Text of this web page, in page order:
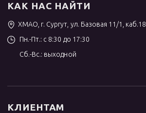
КАК НАС НАЙТИ
ХМАО, г. Сургут, ул. Базовая 11/1, каб.18
Пн.-Пт.: с 8:30 до 17:30
Сб.-Вс.: выходной
КЛИЕНТАМ